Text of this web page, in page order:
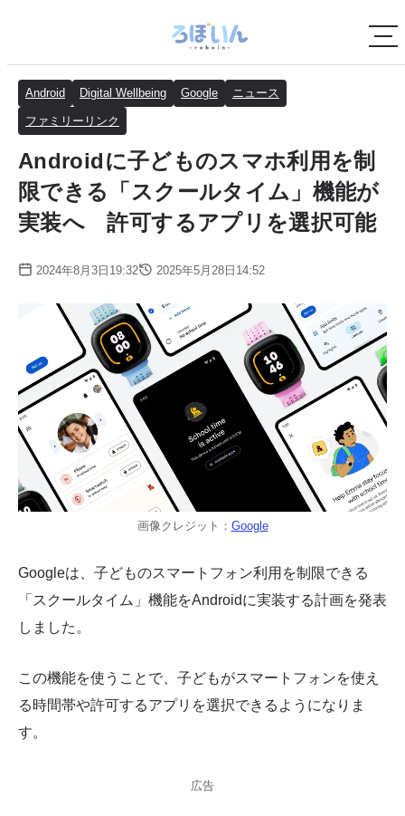
Android Digital Wellbeing Google ニュース
ファミリーリンク
Androidに子どものスマホ利用を制
限できる「スクールタイム」機能が
実装へ 許可するアプリを選択可能
2024年8月3日19:32 2025年5月28日14:52
画像クレジット： Google
Googleは、子どものスマートフォン利用を制限できる
「スクールタイム」機能をAndroidに実装する計画を発表
しました。
この機能を使うことで、子どもがスマートフォンを使え
る時間帯や許可するアプリを選択できるようになりま
す。
広告